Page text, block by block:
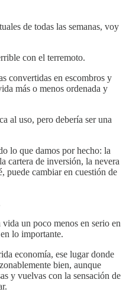
de todas las semanas, voy
con el terremoto.
convertidas en escombros y
más o menos ordenada y
al uso, pero debería ser una
lo que damos por hecho: la
cartera de inversión, la nevera
puede cambiar en cuestión de
un poco menos en serio en
lo importante.
economía, ese lugar donde
bien, aunque
y vuelvas con la sensación de